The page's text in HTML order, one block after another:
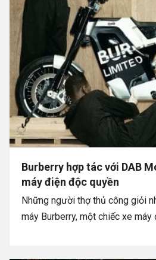
Burberry hợp tác với DAB
máy điện độc quyền
Những người thợ thủ công giỏi
máy Burberry, một chiếc xe máy